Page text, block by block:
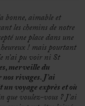
bonne, aimable et
les chemins de notre
une place dans une
! mais pourtant
n’ai pu voir ni St
merveille du
rivages. J’ai
voyage exprès et où
que voulez-vous ? J’ai